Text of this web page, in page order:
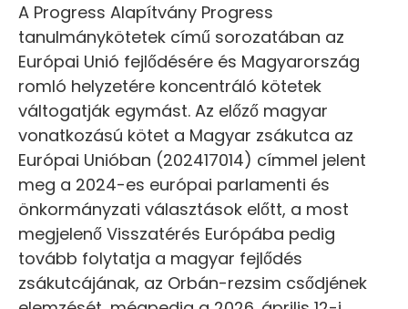
A Progress Alapítvány Progress
tanulmánykötetek című sorozatában az
Európai Unió fejlődésére és Magyarország
romló helyzetére koncentráló kötetek
váltogatják egymást. Az előző magyar
vonatkozású kötet a Magyar zsákutca az
Európai Unióban (202417014) címmel jelent
meg a 2024-es európai parlamenti és
önkormányzati választások előtt, a most
megjelenő Visszatérés Európába pedig
tovább folytatja a magyar fejlődés
zsákutcájának, az Orbán-rezsim csődjének